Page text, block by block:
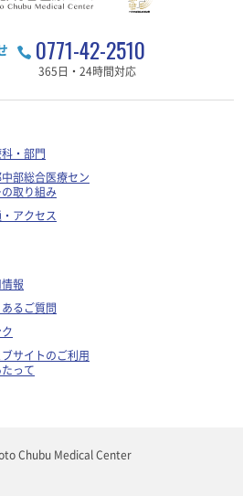
0771-42-2510
365日・24時間対応
・部門
部総合医療セン
取り組み
アクセス
報
るご質問
サイトのご利用
って
Chubu Medical Center